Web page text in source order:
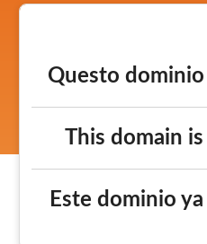
Questo
This domain
Este dominio